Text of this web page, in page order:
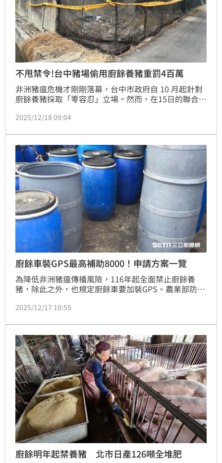
不甩禁令!台中豬場偷用廚餘養豬重罰4百萬
非洲豬瘟危機才剛剛落幕，台中市政府自 10 月起針對
廚餘養豬採取「零容忍」立場。然而，在15日的聯合稽
養。對此，台中市農業局17日表示，將採取最高規格裁
達新臺幣400萬元的鉅額罰鍰。
2025/12/18 09:04
廚餘車裝GPS最高補助8000！申請方案一覽
為降低非洲豬瘟傳播風險，116年起全面禁止廚餘養
豬，除此之外，也規定廚餘車要加裝GPS。農業部防檢
底前裝設者，將補助設備裝設費及租賃費，其中裝設費
台幣6000元；第二階段則補助116年起全面禁用廚餘養
豬後之拆機費，補助上限為每輛新台幣1000元。
2025/12/17 10:55
廚餘明年起禁養豬 北市日產126噸全堆肥